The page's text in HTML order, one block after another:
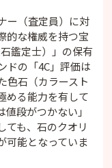
ー（査定員）に対
的な権威を持つ宝
鑑定士）」の保有
ドの「4C」評価は
色石（カラースト
める能力を有して
段がつかない」
ても、石のクオリ
可能となっていま